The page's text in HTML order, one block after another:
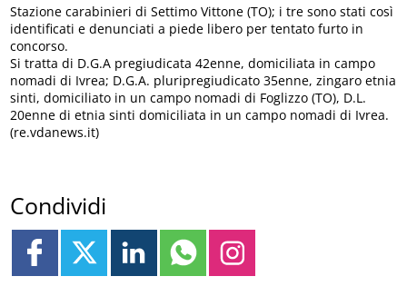
Stazione carabinieri di Settimo Vittone (TO); i tre sono stati così
identificati e denunciati a piede libero per tentato furto in
concorso.
Si tratta di D.G.A pregiudicata 42enne, domiciliata in campo
nomadi di Ivrea; D.G.A. pluripregiudicato 35enne, zingaro etnia
sinti, domiciliato in un campo nomadi di Foglizzo (TO), D.L.
20enne di etnia sinti domiciliata in un campo nomadi di Ivrea.
(re.vdanews.it)
Condividi